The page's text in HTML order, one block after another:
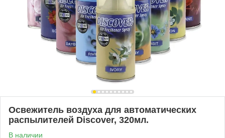
Освежитель воздуха для автоматических
распылителей Discover, 320мл.
В наличии